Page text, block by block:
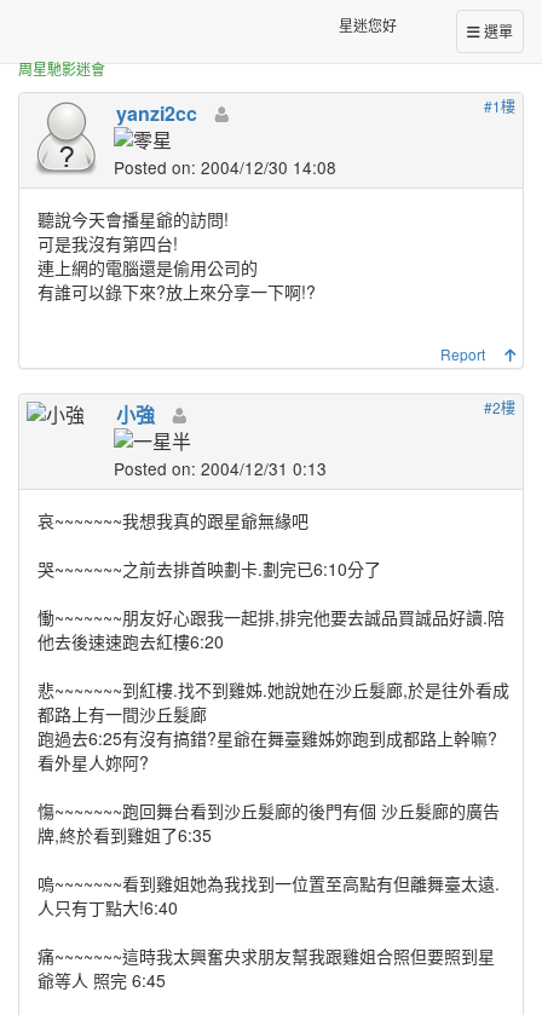
選單
星迷您好
周星馳影迷會
幸福人100號~周星馳
#1樓
yanzi2cc
Posted on: 2004/12/30 14:08
聽說今天會播星爺的訪問!
可是我沒有第四台!
連上網的電腦還是偷用公司的
有誰可以錄下來?放上來分享一下啊!?
Report
#2樓
小強
Posted on: 2004/12/31 0:13
哀~~~~~~~我想我真的跟星爺無緣吧
哭~~~~~~~之前去排首映劃卡.劃完已6:10分了
慟~~~~~~~朋友好心跟我一起排,排完他要去誠品買誠品好讀.陪
他去後速速跑去紅樓6:20
悲~~~~~~~到紅樓.找不到雞姊.她說她在沙丘髮廊,於是往外看成
都路上有一間沙丘髮廊
跑過去6:25有沒有搞錯?星爺在舞臺雞姊妳跑到成都路上幹嘛?
看外星人妳阿?
慯~~~~~~~跑回舞台看到沙丘髮廊的後門有個 沙丘髮廊的廣告
牌,終於看到雞姐了6:35
嗚~~~~~~~看到雞姐她為我找到一位置至高點有但離舞臺太遠.
人只有丁點大!6:40
痛~~~~~~~這時我太興奮央求朋友幫我跟雞姐合照但要照到星
爺等人 照完 6:45